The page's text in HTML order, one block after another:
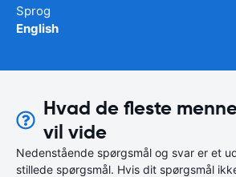
Sprog
English
Hvad de fleste
vil vide
Nedenstående spørgsmål og svar er et
stillede spørgsmål. Hvis dit spørgsmål